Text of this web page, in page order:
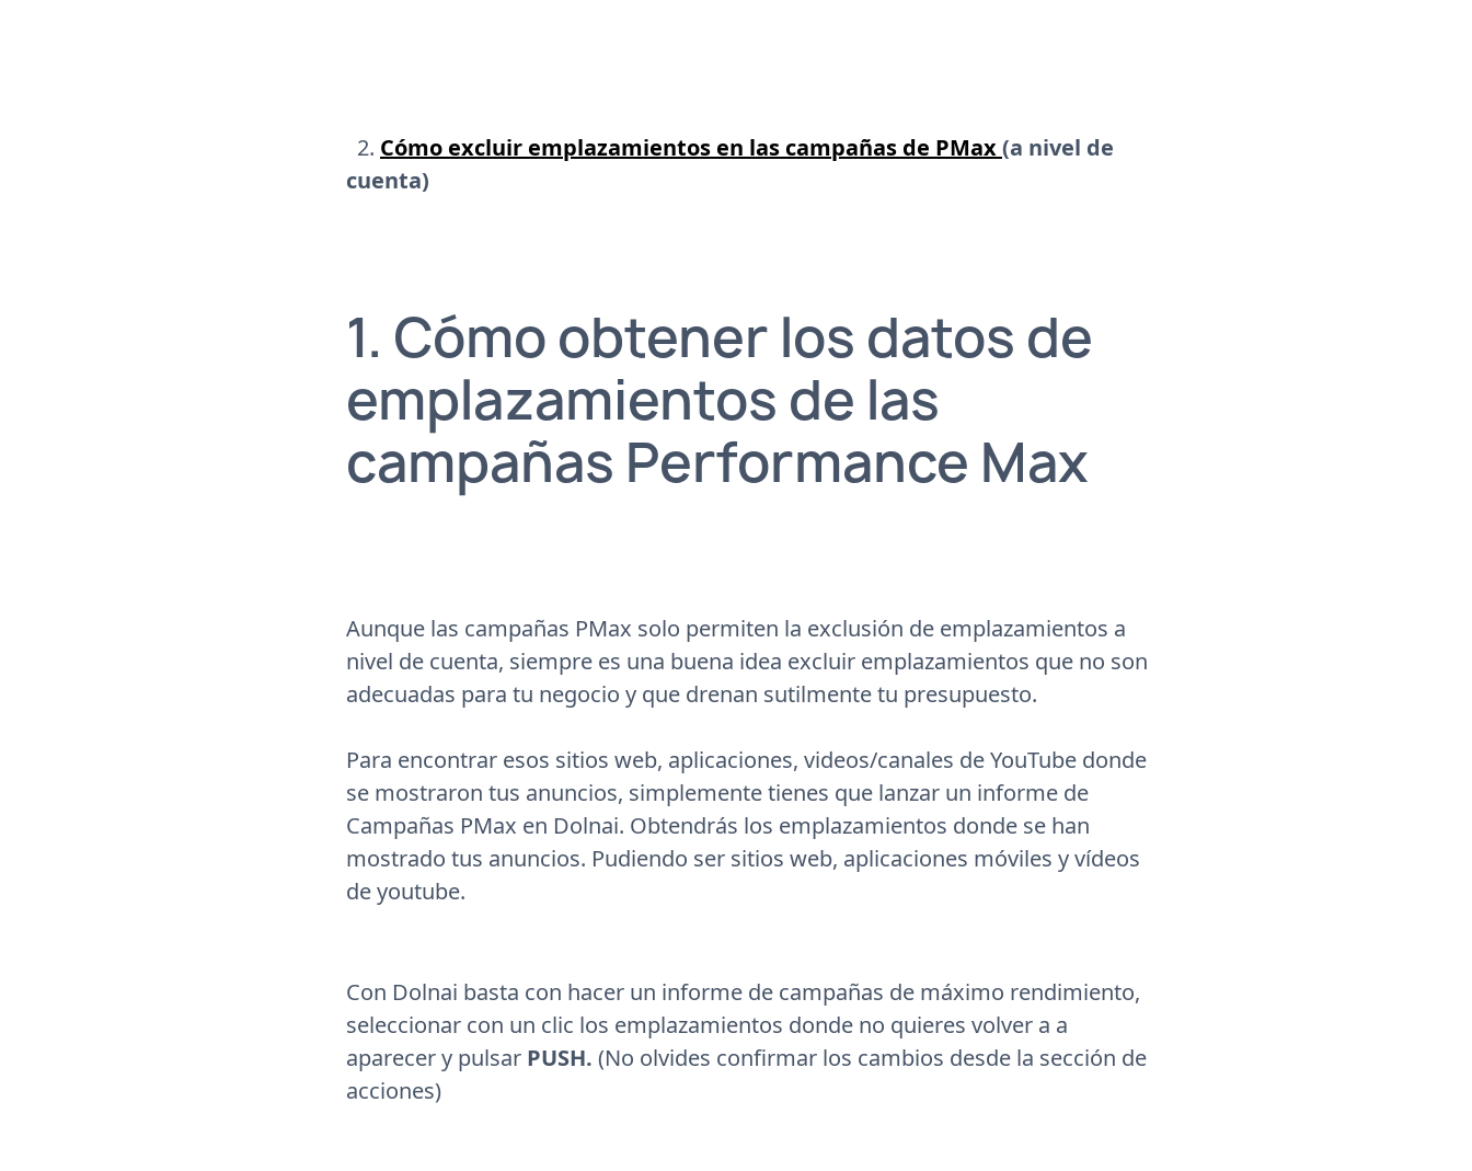
2. Cómo excluir emplazamientos en las campañas de PMax(a nivel de
cuenta)
1. Cómo obtener los datos de
emplazamientos de las
campañas Performance Max
Aunque las campañas PMax solo permiten la exclusión de emplazamientos a
nivel de cuenta, siempre es una buena idea excluir emplazamientos que no son
adecuadas para tu negocio y que drenan sutilmente tu presupuesto.
Para encontrar esos sitios web, aplicaciones, videos/canales de YouTube donde
se mostraron tus anuncios, simplemente tienes que lanzar un informe de
Campañas PMax en Dolnai. Obtendrás los emplazamientos donde se han
mostrado tus anuncios. Pudiendo ser sitios web, aplicaciones móviles y vídeos
de youtube.
Con Dolnai basta con hacer un informe de campañas de máximo rendimiento,
seleccionar con un clic los emplazamientos donde no quieres volver a a
aparecer y pulsar PUSH. (No olvides confirmar los cambios desde la sección de
acciones)